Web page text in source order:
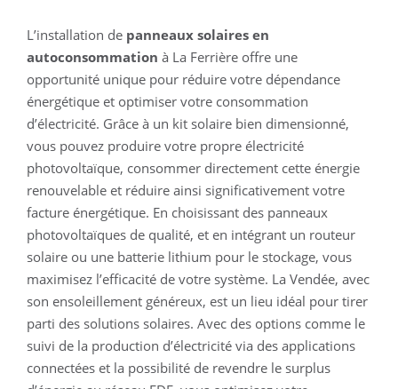
L’installation de panneaux solaires en
autoconsommation à La Ferrière offre une
opportunité unique pour réduire votre dépendance
énergétique et optimiser votre consommation
d’électricité. Grâce à un kit solaire bien dimensionné,
vous pouvez produire votre propre électricité
photovoltaïque, consommer directement cette énergie
renouvelable et réduire ainsi significativement votre
facture énergétique. En choisissant des panneaux
photovoltaïques de qualité, et en intégrant un routeur
solaire ou une batterie lithium pour le stockage, vous
maximisez l’efficacité de votre système. La Vendée, avec
son ensoleillement généreux, est un lieu idéal pour tirer
parti des solutions solaires. Avec des options comme le
suivi de la production d’électricité via des applications
connectées et la possibilité de revendre le surplus